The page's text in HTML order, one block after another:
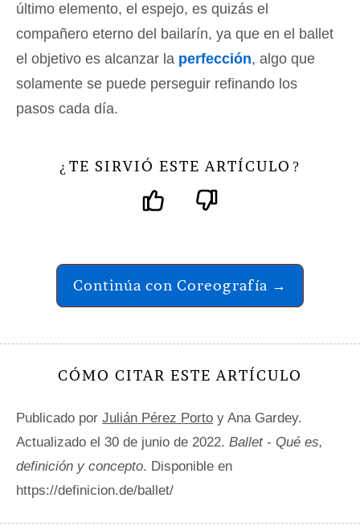
último elemento, el espejo, es quizás el
compañero eterno del bailarín, ya que en el ballet
el objetivo es alcanzar la perfección, algo que
solamente se puede perseguir refinando los
pasos cada día.
¿ TE SIRVIÓ ESTE ARTÍCULO ?
Continúa con Coreografía →
CÓMO CITAR ESTE ARTÍCULO
Publicado por Julián Pérez Porto y Ana Gardey.
Actualizado el 30 de junio de 2022. Ballet - Qué es,
definición y concepto. Disponible en
https://definicion.de/ballet/